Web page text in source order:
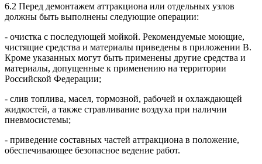
6.2 Перед демонтажем аттракциона или отдельных узлов
должны быть выполнены следующие операции:
- очистка с последующей мойкой. Рекомендуемые моющие,
чистящие средства и материалы приведены в приложении В.
Кроме указанных могут быть применены другие средства и
материалы, допущенные к применению на территории
Российской Федерации;
- слив топлива, масел, тормозной, рабочей и охлаждающей
жидкостей, а также стравливание воздуха при наличии
пневмосистемы;
- приведение составных частей аттракциона в положение,
обеспечивающее безопасное ведение работ.